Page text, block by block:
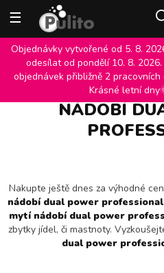
☰
Objednávky vytvořené od 5. 8.
odesílat od pondělí 10. 8.
objednávek přibližně 2
Krásné letní
NÁDOBÍ
Nakupte ještě dnes za výhodné
nádobí dual power professional
mytí nádobí dual power
zbytky jídel, či mastnoty.
dual power